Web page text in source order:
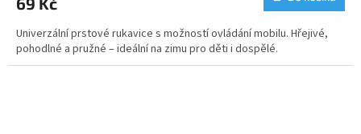
Univerzální prstové rukavice s možností ovládání mobilu. Hřejivé,
pohodlné a pružné – ideální na zimu pro děti i dospělé.